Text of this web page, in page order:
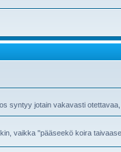
syntyy jotain vakavasti
vaikka "pääseekö koira